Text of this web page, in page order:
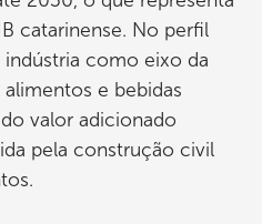
catarinense. No perfil
como eixo da
e bebidas
valor adicionado
pela construção civil